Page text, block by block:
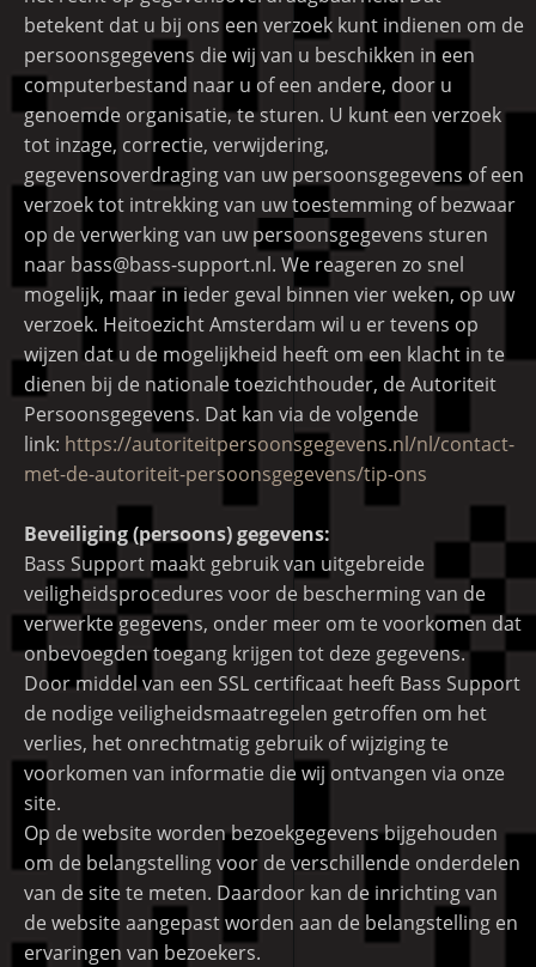
betekent dat u bij ons een verzoek kunt indienen om de
persoonsgegevens die wij van u beschikken in een
computerbestand naar u of een andere, door u
genoemde organisatie, te sturen. U kunt een verzoek
tot inzage, correctie, verwijdering,
gegevensoverdraging van uw persoonsgegevens of een
verzoek tot intrekking van uw toestemming of bezwaar
op de verwerking van uw persoonsgegevens sturen
naar bass@bass-support.nl. We reageren zo snel
mogelijk, maar in ieder geval binnen vier weken, op uw
verzoek. Heitoezicht Amsterdam wil u er tevens op
wijzen dat u de mogelijkheid heeft om een klacht in te
dienen bij de nationale toezichthouder, de Autoriteit
Persoonsgegevens. Dat kan via de volgende
link: https://autoriteitpersoonsgegevens.nl/nl/contact-
met-de-autoriteit-persoonsgegevens/tip-ons
Beveiliging (persoons) gegevens:
Bass Support maakt gebruik van uitgebreide
veiligheidsprocedures voor de bescherming van de
verwerkte gegevens, onder meer om te voorkomen dat
onbevoegden toegang krijgen tot deze gegevens.
Door middel van een SSL certificaat heeft Bass Support
de nodige veiligheidsmaatregelen getroffen om het
verlies, het onrechtmatig gebruik of wijziging te
voorkomen van informatie die wij ontvangen via onze
site.
Op de website worden bezoekgegevens bijgehouden
om de belangstelling voor de verschillende onderdelen
van de site te meten. Daardoor kan de inrichting van
de website aangepast worden aan de belangstelling en
ervaringen van bezoekers.